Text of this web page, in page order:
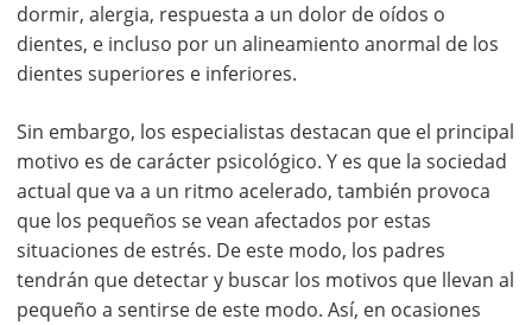
dormir, alergia, respuesta a un dolor de oídos o
dientes, e incluso por un alineamiento anormal de los
dientes superiores e inferiores.
Sin embargo, los especialistas destacan que el principal
motivo es de carácter psicológico. Y es que la sociedad
actual que va a un ritmo acelerado, también provoca
que los pequeños se vean afectados por estas
situaciones de estrés. De este modo, los padres
tendrán que detectar y buscar los motivos que llevan al
pequeño a sentirse de este modo. Así, en ocasiones